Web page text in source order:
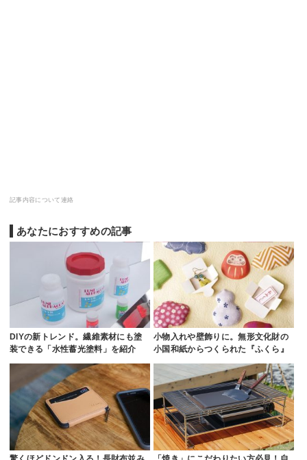
記事内容について連絡
あなたにおすすめの記事
DIYの新トレンド。繊維素材にも塗
装できる「水性蓄光塗料」を紹介
小物入れや壁飾りに。無形文化財の
小国和紙からつくられた『ふくら』